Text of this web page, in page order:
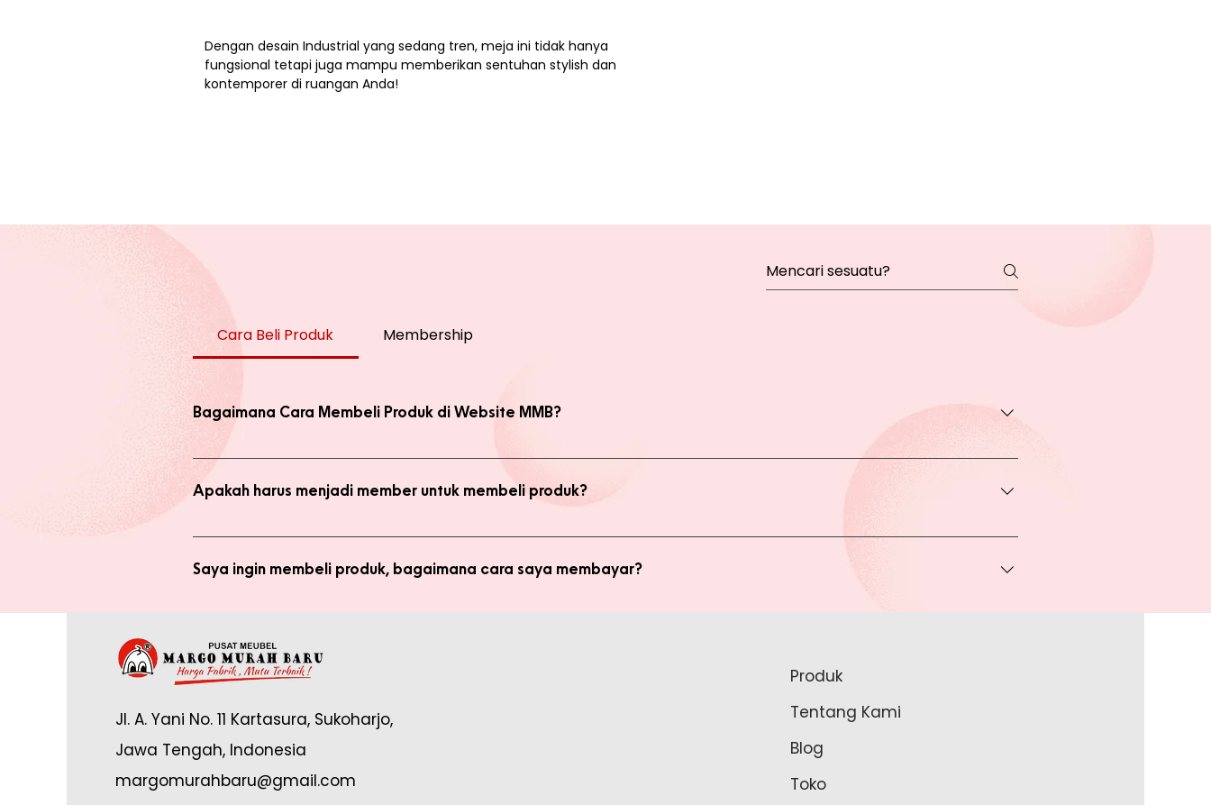
Dengan desain Industrial yang sedang tren, meja ini tidak hanya
fungsional tetapi juga mampu memberikan sentuhan stylish dan
kontemporer di ruangan Anda!
Cara Beli Produk Membership
Bagaimana Cara Membeli Produk di Website MMB?
Ada 2 jenis produk yang ada di website, yaitu produk Member dan Non Member. Anda bisa melakukan transaksi pada halaman Produk
Apakah harus menjadi member untuk membeli produk?
Anda tidak perlu bergabung menjadi member untuk membeli produk MMB. Tetapi ada keuntungan yang bisa Anda dapatkan apabila
Saya ingin membeli produk, bagaimana cara saya membayar?
yang tertulis dan konfirmasikan kepada Admin.
Saya sudah jadi member tapi tidak bisa login ke Produk Member, apa yang harus saya lakukan?
Admin di: https://wa.me/6287888837888 Tunggu waktu 24-48 jam untuk proses pembaruan data sebelum Anda memulai untuk transaksi
Jl. A. Yani No. 11 Kartasura, Sukoharjo,
Jawa Tengah, Indonesia
margomurahbaru@gmail.com
Produk
Tentang Kami
Blog
Toko